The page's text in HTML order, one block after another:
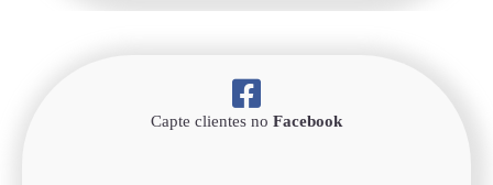
Capte clientes no Facebook